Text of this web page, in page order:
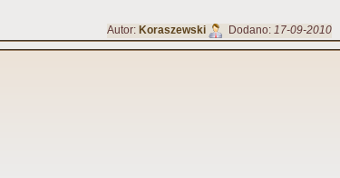
Autor: Koraszewski Dodano: 17-09-2010